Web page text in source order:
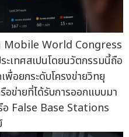
Mobile World Congress
เทศสเปนโดยนวัตกรรมนี้ถือ
พื่อยกระดับโครงข่ายวิทยุ
อข่ายที่ได้รับการออกแบบมา
อ False Base Stations